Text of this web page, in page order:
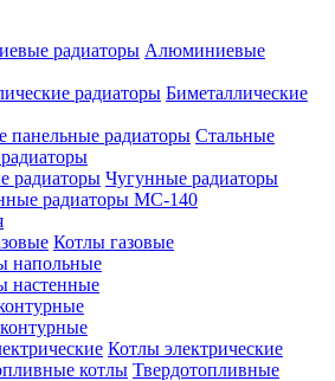
Алюминиевые
Биметаллические
Стальные
Чугунные радиаторы
радиаторы МС-140
Котлы газовые
напольные
настенные
Котлы электрические
Твердотопливные